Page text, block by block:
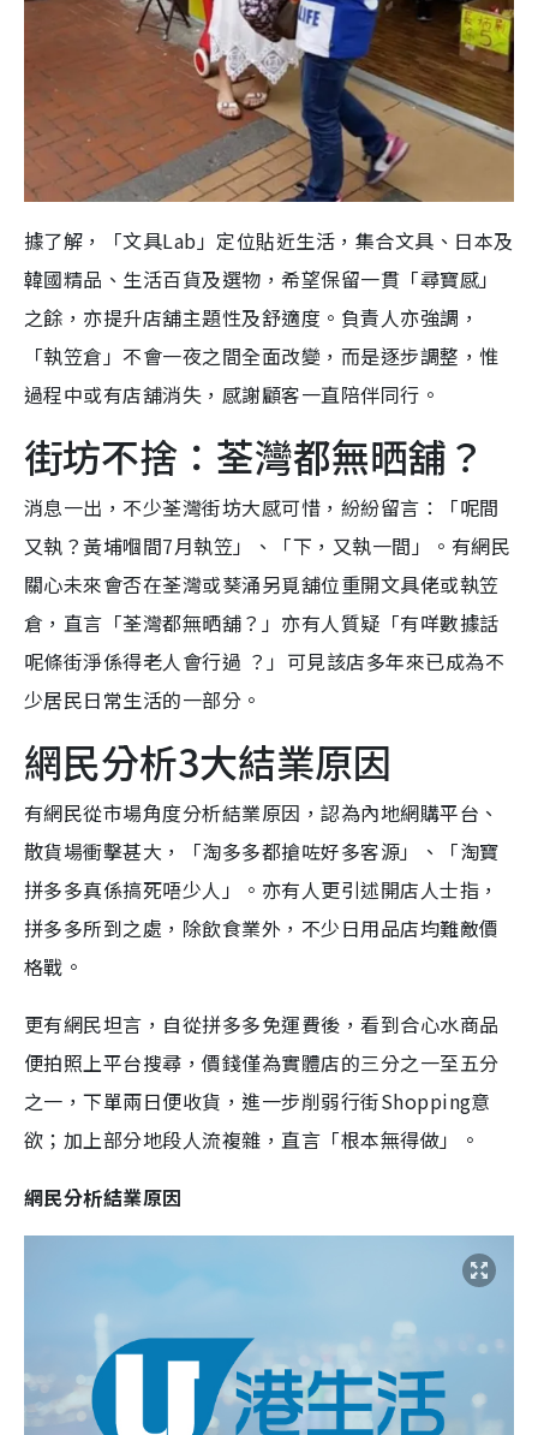
據了解，「文具Lab」定位貼近生活，集合文具、日本及
韓國精品、生活百貨及選物，希望保留一貫「尋寶感」
之餘，亦提升店舖主題性及舒適度。負責人亦強調，
「執笠倉」不會一夜之間全面改變，而是逐步調整，惟
過程中或有店舖消失，感謝顧客一直陪伴同行。
街坊不捨：荃灣都無晒舖？
消息一出，不少荃灣街坊大感可惜，紛紛留言：「呢間
又執？黃埔嗰間7月執笠」、「下，又執一間」。有網民
關心未來會否在荃灣或葵涌另覓舖位重開文具佬或執笠
倉，直言「荃灣都無晒舖？」亦有人質疑「有咩數據話
呢條街淨係得老人會行過 ？」可見該店多年來已成為不
少居民日常生活的一部分。
網民分析3大結業原因
有網民從市場角度分析結業原因，認為內地網購平台、
散貨場衝擊甚大，「淘多多都搶咗好多客源」、「淘寶
拼多多真係搞死唔少人」。亦有人更引述開店人士指，
拼多多所到之處，除飲食業外，不少日用品店均難敵價
格戰。
更有網民坦言，自從拼多多免運費後，看到合心水商品
便拍照上平台搜尋，價錢僅為實體店的三分之一至五分
之一，下單兩日便收貨，進一步削弱行街Shopping意
欲；加上部分地段人流複雜，直言「根本無得做」。
網民分析結業原因